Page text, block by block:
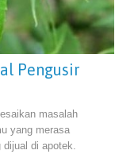
Pengusir
masalah
yang merasa
di apotek.